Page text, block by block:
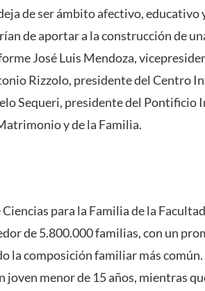
de ser ámbito afectivo, educativo
de aportar a la construcción de
José Luis Mendoza,
Rizzolo, presidente del Centro
Sequeri, presidente del
y de la Familia.
para la Familia de la
de 5.800.000 familias, con un
la composición familiar más común.
menor de 15 años, mientras